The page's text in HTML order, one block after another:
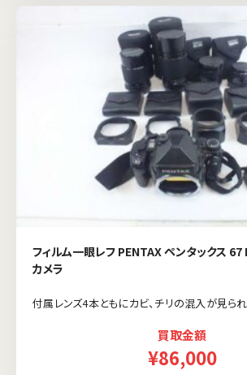
フィルム一眼レフ PENTAX ペンタックス 67
カメラ
付属レンズ4本ともにカビ、チリの混入が見られ
買取金額
¥86,000